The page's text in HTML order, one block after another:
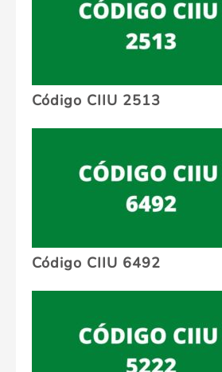
Código CIIU 2513
Código CIIU 6492